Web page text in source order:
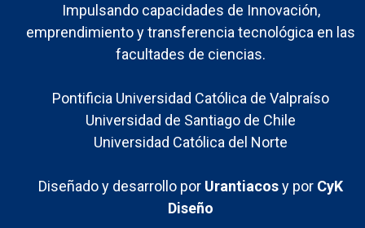
Impulsando capacidades de Innovación,
emprendimiento y transferencia tecnológica en las
facultades de ciencias.
Pontificia Universidad Católica de Valpraíso
Universidad de Santiago de Chile
Universidad Católica del Norte
Diseñado y desarrollo por Urantiacosy por CyK
Diseño